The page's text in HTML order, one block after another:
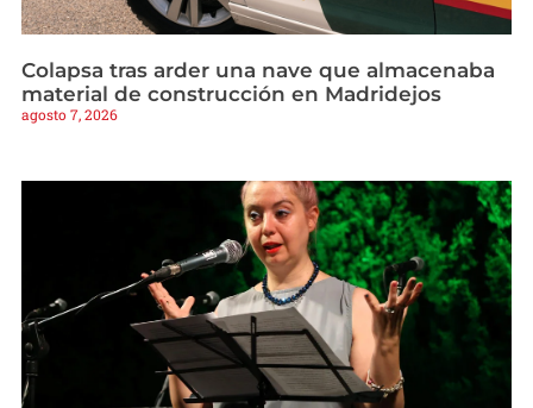
Colapsa tras arder una nave que almacenaba
material de construcción en Madridejos
agosto 7, 2026